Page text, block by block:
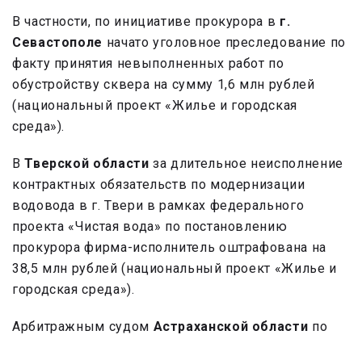
В частности, по инициативе прокурора в г.
Севастополе начато уголовное преследование по
факту принятия невыполненных работ по
обустройству сквера на сумму 1,6 млн рублей
(национальный проект «Жилье и городская
среда»).
ВТверской области за длительное неисполнение
контрактных обязательств по модернизации
водовода в г. Твери в рамках федерального
проекта «Чистая вода» по постановлению
прокурора фирма-исполнитель оштрафована на
38,5 млн рублей (национальный проект «Жилье и
городская среда»).
Арбитражным судом Астраханской области по